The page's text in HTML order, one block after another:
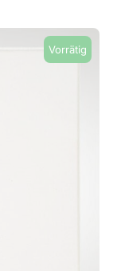
Vorrätig